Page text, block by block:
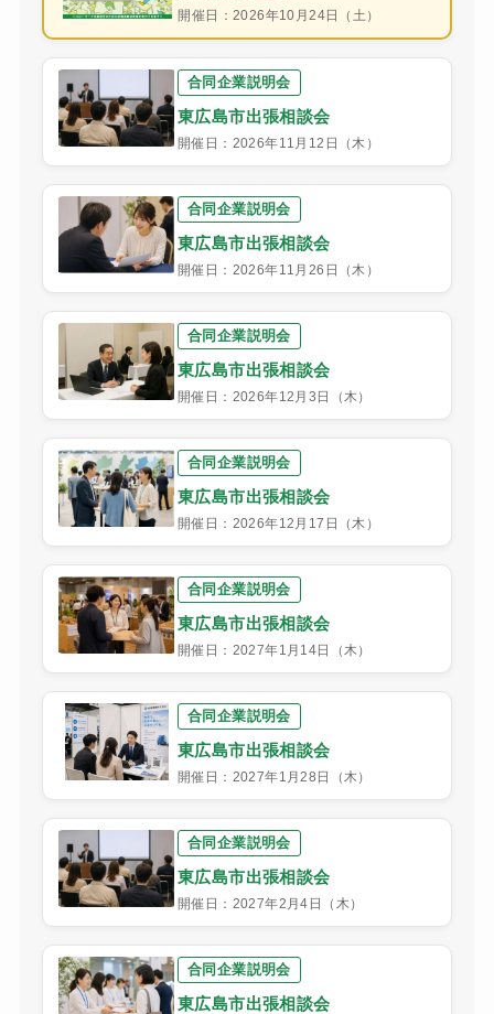
開催日：2026年10月24日（土）
合同企業説明会
東広島市出張相談会
開催日：2026年11月12日（木）
合同企業説明会
東広島市出張相談会
開催日：2026年11月26日（木）
合同企業説明会
東広島市出張相談会
開催日：2026年12月3日（木）
合同企業説明会
東広島市出張相談会
開催日：2026年12月17日（木）
合同企業説明会
東広島市出張相談会
開催日：2027年1月14日（木）
合同企業説明会
東広島市出張相談会
開催日：2027年1月28日（木）
合同企業説明会
東広島市出張相談会
開催日：2027年2月4日（木）
合同企業説明会
東広島市出張相談会